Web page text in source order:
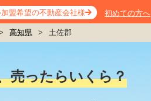
盟希望の不動産会社様 初めての方へ
高知県 > 土佐郡
売ったらいくら？